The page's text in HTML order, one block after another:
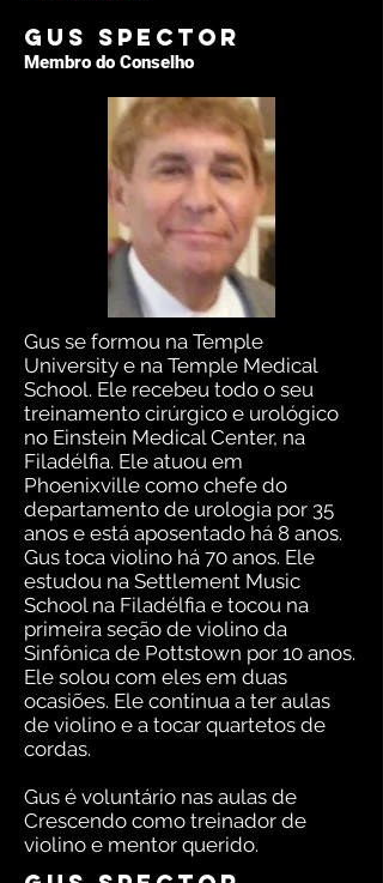
Gus Spector
Membro do Conselho
Gus se formou na Temple
University e na Temple Medical
School. Ele recebeu todo o seu
treinamento cirúrgico e urológico
no Einstein Medical Center, na
Filadélfia. Ele atuou em
Phoenixville como chefe do
departamento de urologia por 35
anos e está aposentado há 8 anos.
Gus toca violino há 70 anos. Ele
estudou na Settlement Music
School na Filadélfia e tocou na
primeira seção de violino da
Sinfônica de Pottstown por 10 anos.
Ele solou com eles em duas
ocasiões. Ele continua a ter aulas
de violino e a tocar quartetos de
cordas.
Gus é voluntário nas aulas de
Crescendo como treinador de
violino e mentor querido.